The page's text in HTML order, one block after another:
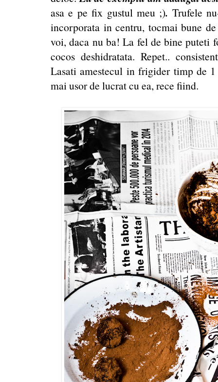
asa e pe fix gustul meu ;). Trufele
incorporata in centru, tocmai bune
voi, daca nu ba! La fel de bine puteti
cocos deshidratata. Repet..
Lasati amestecul in frigider timp de
mai usor de lucrat cu ea, rece fiind.